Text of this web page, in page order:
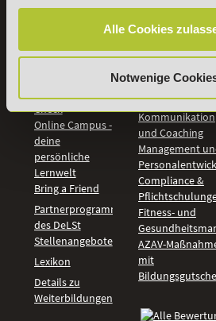
Alle Cookies
Notwenige
Bildungsgutschein
Check
Online Campus -
deine
persönliche
Lernwelt
Bring a Friend
Partnerprogramm
des DeLSt
Stellenangebote
Lexikon
Details zu
Weiterbildungen
Bildung &
Digitales Lernen
Künstliche
Marketing und
Vertrieb
Kommunikation
und Coaching
Management
Compliance &
Fitness- und
AZAV-
mit